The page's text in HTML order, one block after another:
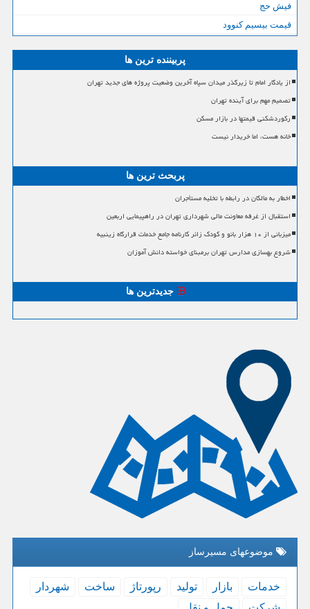
فیش حج
قیمت بیسیم کنوود
پربیننده ترین ها
از یادگار امام تا زیرگذر میدان سپاه آخرین وضعیت پروژه های جدید تهران
تصمیم مهم برای آینده تهران
رکوردشکنی قیمتها در بازار مسکن
خانه هست، اما خریدار نیست
پربحث ترین ها
اخطار به مالکان در رابطه با تخلیه مستأجران
استقبال از غرفه معاونت مالی شهرداری تهران در راهپیمایی اربعین
میزبانی از ۱۰ هزار بانو و کودک زائر کارنامه جامع خدمات قرارگاه زینبیه
شروع بهسازی مدارس تهران برمبنای خواسته دانش آموزان
جدیدترین ها
موضوعهای مسیرساز
خدمات بازار تولید رپورتاژ ساخت
شهردار